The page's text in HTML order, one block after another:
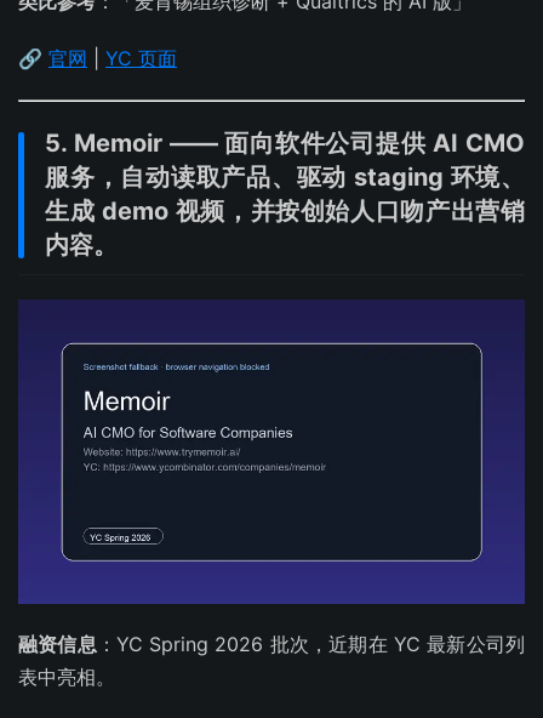
🔗 官网 YC 页面
5. Memoir —— 面向软件公司提供 AI CMO
服务，自动读取产品、驱动 staging 环境、
生成 demo 视频，并按创始人口吻产出营销
内容。
融资信息 ：YC Spring 2026 批次，近期在 YC 最新公司列
表中亮相。